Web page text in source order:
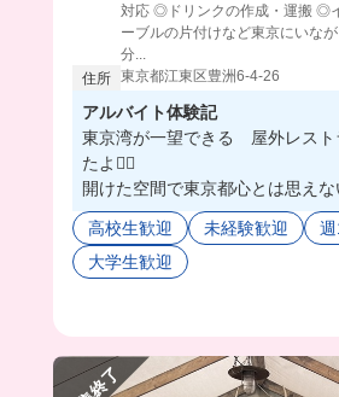
対応 ◎ドリンクの作成・運搬 ◎
ーブルの片付けなど東京にいな
分...
住所 東京都江東区豊洲6-4-26 ︎
アルバイト体験記
東京湾が一望できる 屋外レスト
たよ❤️‍🔥
開けた空間で東京都心とは思えな
季節時間問わず楽しめるから、夜
んだそう✨🌃
スタッフさんはみんな仲良くって
まかないはビュッフェスタイル
今回はハンバーグだった😍めっち
よ〜💞
高校生歓迎 未経験歓迎
大学生歓迎